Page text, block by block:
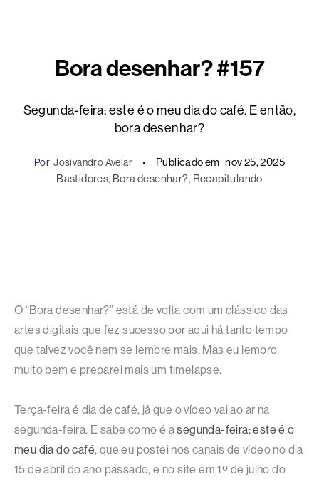
Bora desenhar? #157
Segunda-feira: este é o meu dia do café. E então,
bora desenhar?
Por Josivandro Avelar Publicado em nov 25, 2025
Bastidores, Bora desenhar?, Recapitulando
O “Bora desenhar?” está de volta com um clássico das
artes digitais que fez sucesso por aqui há tanto tempo
que talvez você nem se lembre mais. Mas eu lembro
muito bem e preparei mais um timelapse.
Terça-feira é dia de café, já que o vídeo vai ao ar na
segunda-feira. E sabe como é asegunda-feira: este é o
meu dia do café, que eu postei nos canais de vídeo no dia
15 de abril do ano passado, e no site em 1º de julho do